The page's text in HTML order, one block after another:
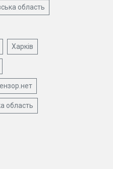
область
Харків
область